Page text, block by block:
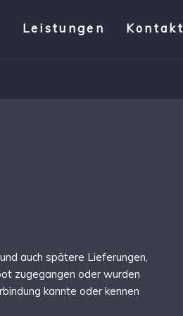
Leistungen Kontakt
auch spätere Lieferungen,
zugegangen oder wurden
kannte oder kennen